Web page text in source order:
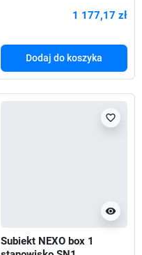
1 177,17 zł
Dodaj do koszyka
visibility
favorite_border
Subiekt NEXO box 1